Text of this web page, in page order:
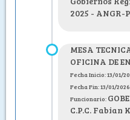
2025 - ANGR-P
MESA
OFICINA DE
Fecha Inicio: 13/01/
Fecha Fin: 13/01/
Funcionario:
C.P.C. Fabian